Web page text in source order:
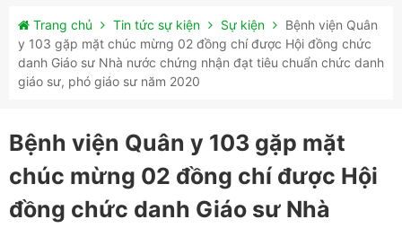
Trang chủ Tin tức sự kiện Sự kiện
Bệnh viện Quân
y 103 gặp mặt chúc mừng 02 đồng chí được Hội đồng chức
danh Giáo sư Nhà nước chứng nhận đạt tiêu chuẩn chức danh
giáo sư, phó giáo sư năm 2020
Bệnh viện Quân y 103 gặp mặt
chúc mừng 02 đồng chí được Hội
đồng chức danh Giáo sư Nhà